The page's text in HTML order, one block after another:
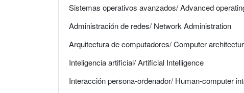
Sistemas operativos avanzados/ Advanced
Administración de redes/ Network Administration
Arquitectura de computadores/ Computer
Inteligencia artificial/ Artificial Intelligence
Interacción persona-ordenador/ Human-computer